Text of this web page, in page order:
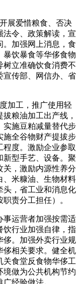
展爱惜粮食、否决
法令、政策解读，宣
。加强网上消息，食
暴饮暴食等华侈食物
树立准确饮食消费不
宣传部、网信办、省
加工，推广使用轻
粮油加工出产线，
实施豆粕减量替代步
施全谷物财产提拔步
程度。激励企业参取
新型手艺、设备。聚
关，激励内源性养分
、米糠油、生物材料
头，省工业和消息化
责分工担任）。
运营者加强按需适
饮行业加强自律，指
侈。加强外卖行业规
侈相关要求。健全机
关食堂反食物华侈工
境做为公共机构节约
经验做法。